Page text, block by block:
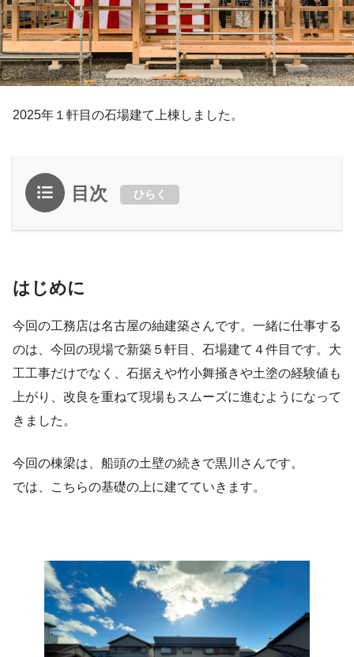
2025年１軒目の石場建て上棟しました。
目次 ひらく
はじめに
今回の工務店は名古屋の紬建築さんです。一緒に仕事する
のは、今回の現場で新築５軒目、石場建て４件目です。大
工工事だけでなく、石据えや竹小舞掻きや土塗の経験値も
上がり、改良を重ねて現場もスムーズに進むようになって
きました。
今回の棟梁は、船頭の土壁の続きで黒川さんです。
では、こちらの基礎の上に建てていきます。